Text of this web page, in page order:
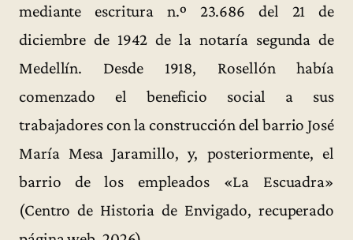
mediante escritura n.º 23.686 del 21 de
diciembre de 1942 de la notaría segunda de
Medellín. Desde 1918, Rosellón había
comenzado el beneficio social a sus
trabajadores con la construcción del barrio José
María Mesa Jaramillo, y, posteriormente, el
barrio de los empleados «La Escuadra»
(Centro de Historia de Envigado, recuperado